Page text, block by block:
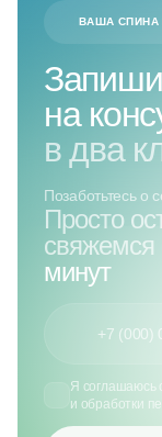
ВАША СПИНА
на
в два
Позаботьтесь о
Просто
свяжемся
минут
Я соглашаюсь с
и обработки